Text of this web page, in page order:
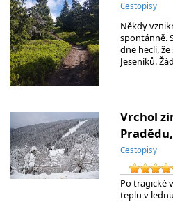
Cestopisy
Někdy
spontánně.
dne hecli,
Jeseníků.
Vrchol
Cestopisy
Po tragické
teplu v